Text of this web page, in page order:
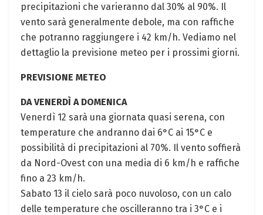
precipitazioni che varieranno dal 30% al 90%. Il
vento sarà generalmente debole, ma con raffiche
che potranno raggiungere i 42 km/h. Vediamo nel
dettaglio la previsione meteo per i prossimi giorni.
PREVISIONE METEO
DA VENERDÌ A DOMENICA
Venerdì 12 sarà una giornata quasi serena, con
temperature che andranno dai 6°C ai 15°C e
possibilità di precipitazioni al 70%. Il vento soffierà
da Nord-Ovest con una media di 6 km/h e raffiche
fino a 23 km/h.
Sabato 13 il cielo sarà poco nuvoloso, con un calo
delle temperature che oscilleranno tra i 3°C e i